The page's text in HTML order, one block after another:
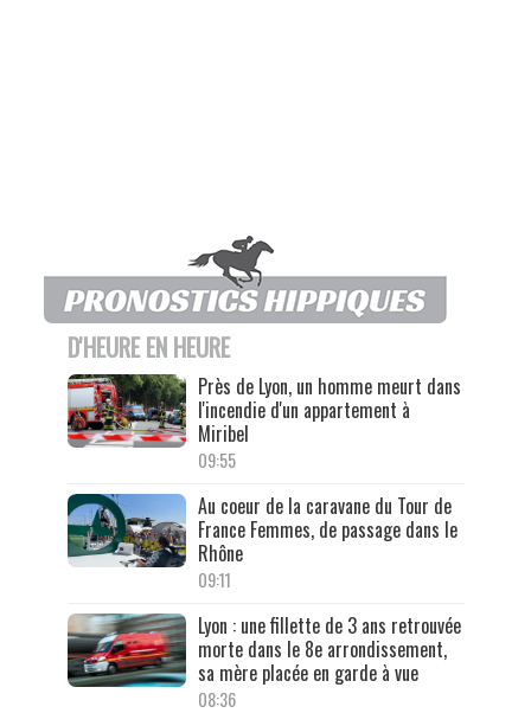
D'HEURE EN HEURE
Près de Lyon, un homme meurt dans
l'incendie d'un appartement à
Miribel
09:55
Au coeur de la caravane du Tour de
France Femmes, de passage dans le
Rhône
09:11
Lyon : une fillette de 3 ans retrouvée
morte dans le 8e arrondissement,
sa mère placée en garde à vue
08:36